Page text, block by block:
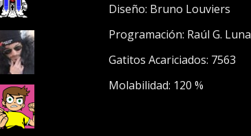
Diseño: Bruno Louviers
Programación: Raúl G. Luna
Gatitos Acariciados: 7563
Molabilidad: 120 %